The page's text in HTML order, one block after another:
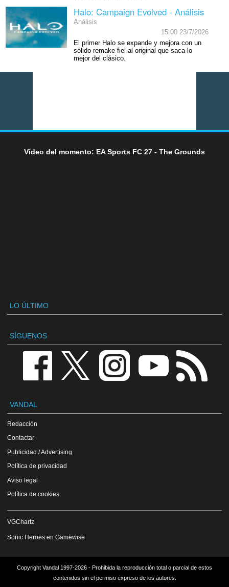
Halo: Campaign Evolved - Análisis
Análisis
15:00 23/7/2026
El primer Halo se expande y mejora con un
sólido remake fiel al original que saca lo
mejor del clásico.
Vídeo del momento: EA Sports FC 27 - The Grounds
LO ÚLTIMO
SÍGUENOS
VANDAL
Redacción
Contactar
Publicidad / Advertising
Política de privacidad
Aviso legal
Política de cookies
VGChartz
Sonic Heroes en Gamewise
Copyright Vandal 1997-2026 - Prohibida la reproducción total o parcial de estos
contenidos sin el permiso expreso de los autores.